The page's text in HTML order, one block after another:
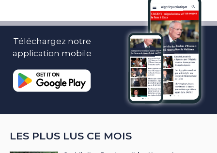
Téléchargez notre
application mobile
LES PLUS LUS CE MOIS